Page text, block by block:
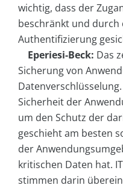
wichtig, dass der
beschränkt und durch
Authentifizierung
Eperiesi-Beck: Das
Sicherung von
Sicherheit der
um den Schutz der
geschieht am besten
der
kritischen Daten hat.
stimmen darin